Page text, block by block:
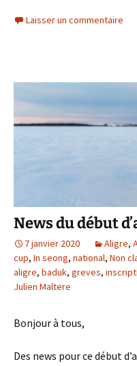
Laisser un commentaire
News du début
7 janvier 2020 Aligre,
cup, In seong, national, Non
aligre, baduk, greves,
Julien Maltere
Bonjour à tous,
Des news pour ce début